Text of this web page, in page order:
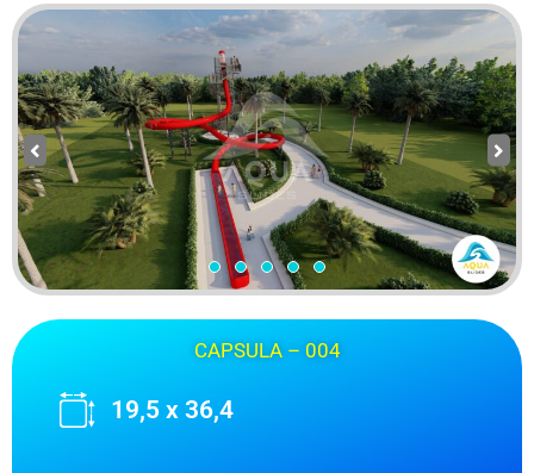
CAPSULA – 004
19,5 x 36,4